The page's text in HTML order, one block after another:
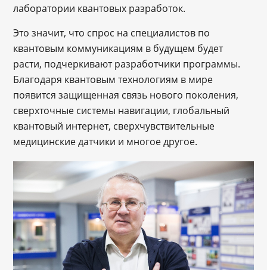
лаборатории квантовых разработок.
Это значит, что спрос на специалистов по
квантовым коммуникациям в будущем будет
расти, подчеркивают разработчики программы.
Благодаря квантовым технологиям в мире
появится защищенная связь нового поколения,
сверхточные системы навигации, глобальный
квантовый интернет, сверхчувствительные
медицинские датчики и многое другое.